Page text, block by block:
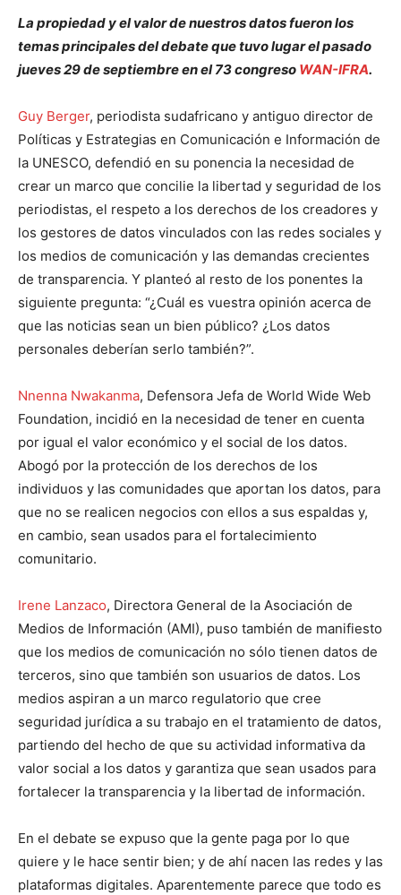
La propiedad y el valor de nuestros datos fueron los
temas principales del debate que tuvo lugar el pasado
jueves 29 de septiembre en el 73 congreso WAN-IFRA.
Guy Berger, periodista sudafricano y antiguo director de
Políticas y Estrategias en Comunicación e Información de
la UNESCO, defendió en su ponencia la necesidad de
crear un marco que concilie la libertad y seguridad de los
periodistas, el respeto a los derechos de los creadores y
los gestores de datos vinculados con las redes sociales y
los medios de comunicación y las demandas crecientes
de transparencia. Y planteó al resto de los ponentes la
siguiente pregunta: “¿Cuál es vuestra opinión acerca de
que las noticias sean un bien público? ¿Los datos
personales deberían serlo también?”.
Nnenna Nwakanma, Defensora Jefa de World Wide Web
Foundation, incidió en la necesidad de tener en cuenta
por igual el valor económico y el social de los datos.
Abogó por la protección de los derechos de los
individuos y las comunidades que aportan los datos, para
que no se realicen negocios con ellos a sus espaldas y,
en cambio, sean usados para el fortalecimiento
comunitario.
Irene Lanzaco, Directora General de la Asociación de
Medios de Información (AMI), puso también de manifiesto
que los medios de comunicación no sólo tienen datos de
terceros, sino que también son usuarios de datos. Los
medios aspiran a un marco regulatorio que cree
seguridad jurídica a su trabajo en el tratamiento de datos,
partiendo del hecho de que su actividad informativa da
valor social a los datos y garantiza que sean usados para
fortalecer la transparencia y la libertad de información.
En el debate se expuso que la gente paga por lo que
quiere y le hace sentir bien; y de ahí nacen las redes y las
plataformas digitales. Aparentemente parece que todo es